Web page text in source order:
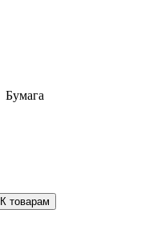
Бумага
К товарам